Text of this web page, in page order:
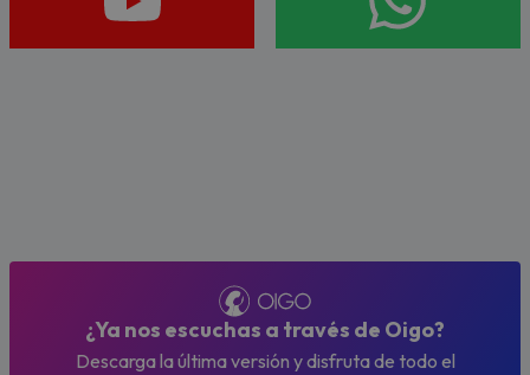
¿Ya nos escuchas a través de Oigo?
Descarga la última versión y disfruta de todo el